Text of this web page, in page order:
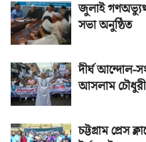
জুলাই
সভা অনুষ্ঠিত
দীর্ঘ আন্দোল-
আসলাম চৌধুরী
চট্টগ্রাম প্রেস